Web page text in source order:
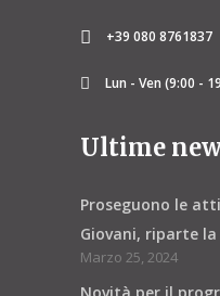
+39 080 8761837
Lun - Ven (9:00 -
Ultime
Proseguono le
Giovani, riparte
Marzo 25, 2024